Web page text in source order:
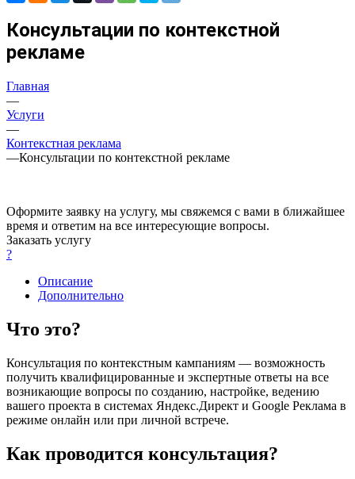
Консультации по контекстной
рекламе
Главная
—
Услуги
—
Контекстная реклама
—Консультации по контекстной рекламе
Оформите заявку на услугу, мы свяжемся с вами в ближайшее
время и ответим на все интересующие вопросы.
Заказать услугу
?
Описание
Дополнительно
Что это?
Консультация по контекстным кампаниям — возможность
получить квалифицированные и экспертные ответы на все
возникающие вопросы по созданию, настройке, ведению
вашего проекта в системах Яндекс.Директ и Google Реклама в
режиме онлайн или при личной встрече.
Как проводится консультация?